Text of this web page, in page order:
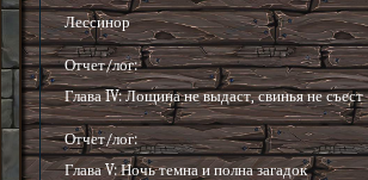
Лессинор
Отчет/лог:
Глава IV: Лощина не выдаст, свинья не съест
Отчет/лог:
Глава V: Ночь темна и полна загадок